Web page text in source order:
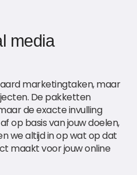
media
marketingtaken, maar
De pakketten
de exacte invulling
op basis van jouw doelen,
we altijd in op wat op dat
maakt voor jouw online